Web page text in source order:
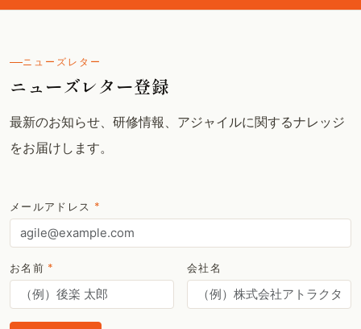
ニューズレター
ニューズレター登録
最新のお知らせ、研修情報、アジャイルに関するナレッジ
をお届けします。
メールアドレス *
お名前 * 会社名